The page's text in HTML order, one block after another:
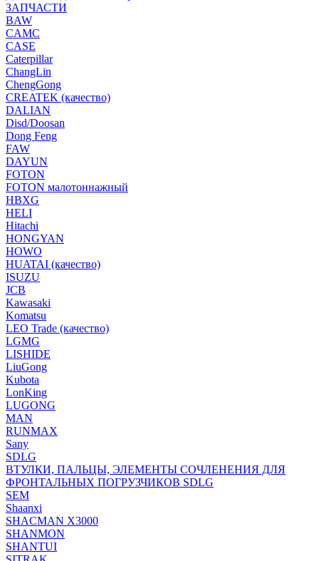
ЗАПЧАСТИ
BAW
CAMC
CASE
Caterpillar
ChangLin
ChengGong
CREATEK (качество)
DALIAN
Disd/Doosan
Dong Feng
FAW
DAYUN
FOTON
FOTON малотоннажный
HBXG
HELI
Hitachi
HONGYAN
HOWO
HUATAI (качество)
ISUZU
JCB
Kawasaki
Komatsu
LEO Trade (качество)
LGMG
LISHIDE
LiuGong
Kubota
LonKing
LUGONG
MAN
RUNMAX
Sany
SDLG
ВТУЛКИ, ПАЛЬЦЫ, ЭЛЕМЕНТЫ СОЧЛЕНЕНИЯ ДЛЯ
ФРОНТАЛЬНЫХ ПОГРУЗЧИКОВ SDLG
SEM
Shaanxi
SHACMAN X3000
SHANMON
SHANTUI